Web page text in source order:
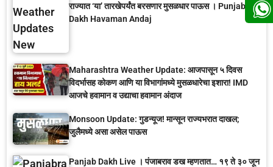
राज्यात ‘या’ तारखेपर्यंत बरसणार मुसळधार पाऊस । Punjab
Dakh Havaman Andaj
Maharashtra Weather Update: आजपासून ५ दिवस
विदर्भासह कोकण आणि या विभागांमध्ये मुसळधारेचा इशारा! IMD
आजचे हवामान व उद्याचा हवामान अंदाज
Monsoon Update: गुडन्यूज! मान्सून राज्यभरात दाखल;
जुलैमध्ये असा असेल पाऊस
Panjab Dakh Live । पंजाबराव डख म्हणतात… १९ ते ३० जून